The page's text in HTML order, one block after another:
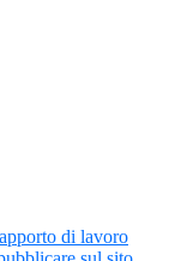
di lavoro